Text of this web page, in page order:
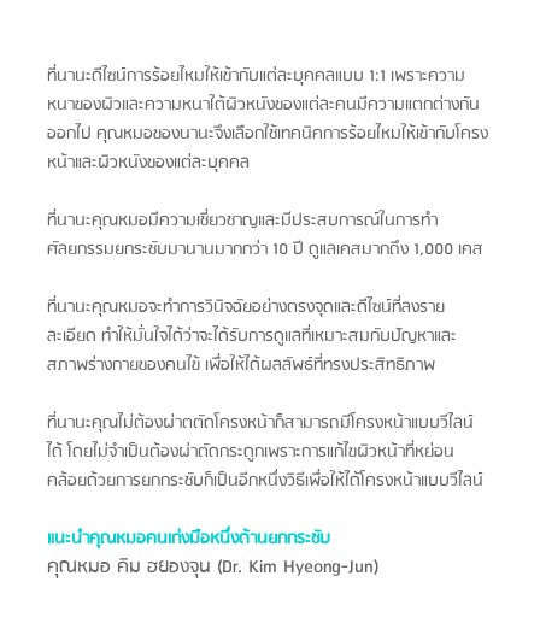
ที่นานะดีไซน์การร้อยไหมให้เข้ากับแต่ละบุคคลแบบ 1:1 เพราะความ
หนาของผิวและความหนาใต้ผิวหนังของแต่ละคนมีความแตกต่างกัน
ออกไป คุณหมอของนานะจึงเลือกใช้เทคนิคการร้อยไหมให้เข้ากับโครง
หน้าและผิวหนังของแต่ละบุคคล
ที่นานะคุณหมอมีความเชี่ยวชาญและมีประสบการณ์ในการทำ
ศัลยกรรมยกระชับมานานมากกว่า 10 ปี ดูแลเคสมากถึง 1,000 เคส
ที่นานะคุณหมอจะทำการวินิจฉัยอย่างตรงจุดและดีไซน์ที่ลงราย
ละเอียด ทำให้มั่นใจได้ว่าจะได้รับการดูแลที่เหมาะสมกับปัญหาและ
สภาพร่างกายของคนไข้ เพื่อให้ได้ผลลัพธ์ที่ทรงประสิทธิภาพ
ที่นานะคุณไม่ต้องผ่าตตัดโครงหน้าก็สามารถมีโครงหน้าแบบวีไลน์
ได้ โดยไม่จำเป็นต้องผ่าตัดกระดูกเพราะการแก้ไขผิวหน้าที่หย่อน
คล้อยด้วยการยกกระชับก็เป็นอีกหนึ่งวิธีเพื่อให้ได้โครงหน้าแบบวีไลน์
แนะนำคุณหมอคนเก่งมือหนึ่งด้านยกกระชับ
คุณหมอ คิม ฮยองจุน (Dr. Kim Hyeong-Jun)